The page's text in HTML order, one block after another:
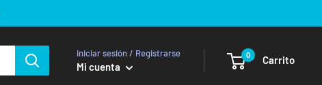
Iniciar sesión / Registrarse
Mi cuenta
0 Carrito